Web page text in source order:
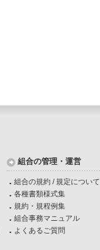
組合の管理・運営
組合の規約 / 規定について
各種書類様式集
規約・規程例集
組合事務マニュアル
よくあるご質問